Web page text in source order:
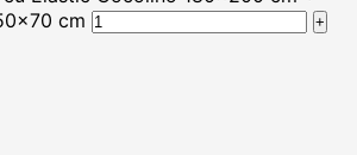
cm